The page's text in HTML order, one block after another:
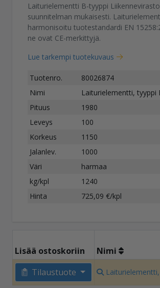
Laiturielementti B-tyyppi
suunnitelman mukaisesti.
harmonisoitu tuotestandardi EN
ne ovat CE-merkittyjä.
Lue tarkempi tuotekuvaus
Tuotenro.
80026874
Nimi
Laiturielementti, tyyppi
Pituus
1980
Leveys
100
Korkeus
1150
Jalanlev.
1000
Väri
harmaa
kg/kpl
1240
Hinta
725,09 €/kpl
Lisää ostoskoriin Nimi
Tilaustuote